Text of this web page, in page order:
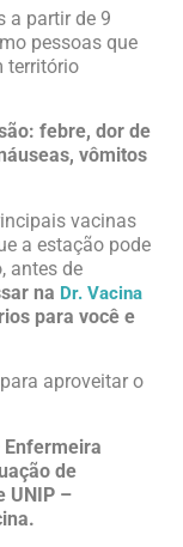
a partir de 9
pessoas que
território
febre, dor de
vômitos
vacinas
a estação pode
antes de
na Dr. Vacina
para você e
aproveitar o
Enfermeira
de
UNIP –